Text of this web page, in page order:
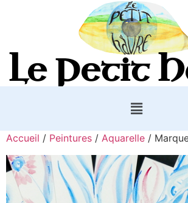
Le Petit
Accueil / Peintures / Aquarelle /